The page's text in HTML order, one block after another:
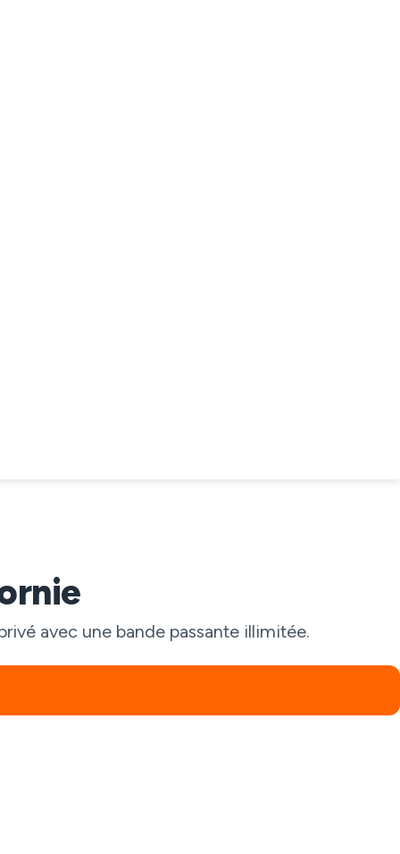
avec une bande passante illimitée.